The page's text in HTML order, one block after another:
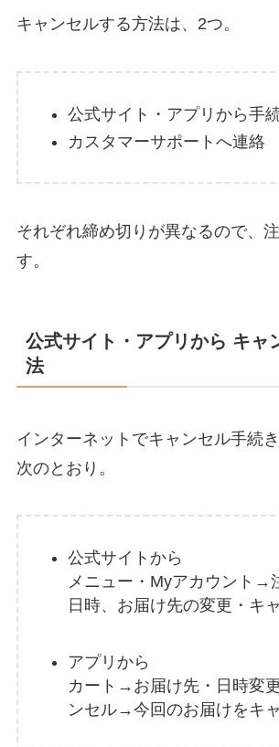
キャンセルする方法は、2つ。
公式サイト・アプリから手
カスタマーサポートへ連絡
それぞれ締め切りが異なるので、
す。
公式サイト・アプリから キャ
法
インターネットでキャンセル手続
次のとおり。
公式サイトから
メニュー・Myアカウント→
日時、お届け先の変更・キ
アプリから
カート→お届け先・日時変
ンセル→今回のお届けをキ